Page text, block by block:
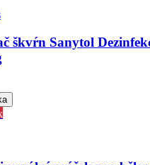
škvŕn Sanytol